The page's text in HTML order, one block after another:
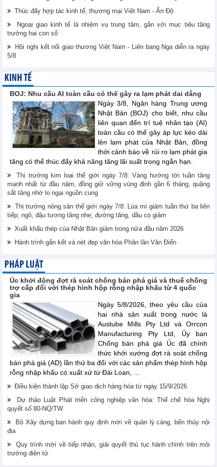
Thúc đẩy hợp tác kinh tế, thương mại Việt Nam - Ấn Độ
Ngoại giao kinh tế là nhiệm vụ trung tâm, gắn với mục tiêu tăng
trưởng hai con số
Hội nghị kết nối giao thương Việt Nam - Liên bang Nga diễn ra ngày
5/8
KINH TẾ
BOJ: Nhu cầu AI toàn cầu có thể gây ra lạm phát dai dẳng
Ngày 3/8, Ngân hàng Trung ương
Nhật Bản (BOJ) cho biết, nhu cầu
liên quan đến trí tuệ nhân tạo (AI)
toàn cầu có thể gây áp lực kéo dài
lên lạm phát của Nhật Bản, đồng
thời cảnh báo về rủi ro lạm phát gia
tăng có thể thúc đẩy khả năng tăng lãi suất trong ngắn hạn.
Thị trường kim loại thế giới ngày 7/8: Vàng hướng tới tuần tăng
mạnh nhất từ đầu năm, đồng giữ vững vùng đỉnh gần 6 tháng, quặng
sắt tăng nhờ lo ngại nguồn cung
Thị trường nông sản thế giới ngày 7/8: Lúa mì giảm tuần thứ ba liên
tiếp; ngô, đậu tương tăng nhẹ; đường tăng, dầu cọ giảm
Xuất khẩu thép của Nhật Bản giảm trong nửa đầu năm 2026
Hành trình gắn kết và nét đẹp văn hóa Phân lân Văn Điển
PHÁP LUẬT
Úc khởi động đợt rà soát chống bán phá giá và thuế chống
trợ cấp đối với thép hình hộp rỗng nhập khẩu từ 4 quốc
gia
Ngày 5/8/2026, theo yêu cầu của
hai nhà sản xuất trong nước là
Austube Mills Pty Ltd và Orrcon
Manufacturing Pty Ltd, Ủy ban
Chống bán phá giá Úc đã chính
thức khởi xướng đợt rà soát chống
bán phá giá (AD) lần thứ ba đối với các sản phẩm thép hình hộp
rỗng nhập khẩu có xuất xứ từ Đài Loan, ...
Điều kiện thành lập Sở giao dịch hàng hóa từ ngày 15/9/2026
Dự thảo Luật Phát triển công nghiệp văn hóa: Thể chế hóa Nghị
quyết số 80-NQ/TW
Bộ Xây dựng ban hành quy định mới về quản lý cảng, bến thủy nội
địa
Quy trình mới về tiếp nhận, giải quyết thủ tục hành chính trên môi
trường điện tử